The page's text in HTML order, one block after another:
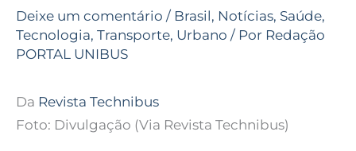
Deixe um comentário / Brasil, Notícias, Saúde,
Tecnologia, Transporte, Urbano / Por Redação
PORTAL UNIBUS
Da Revista Technibus
Foto: Divulgação (Via Revista Technibus)